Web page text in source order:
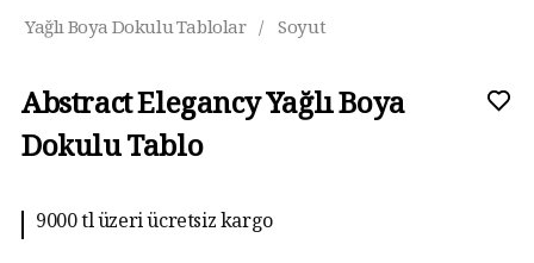
Yağlı Boya Dokulu Tablolar / Soyut
Abstract Elegancy Yağlı Boya
Dokulu Tablo
9000 tl üzeri ücretsiz kargo